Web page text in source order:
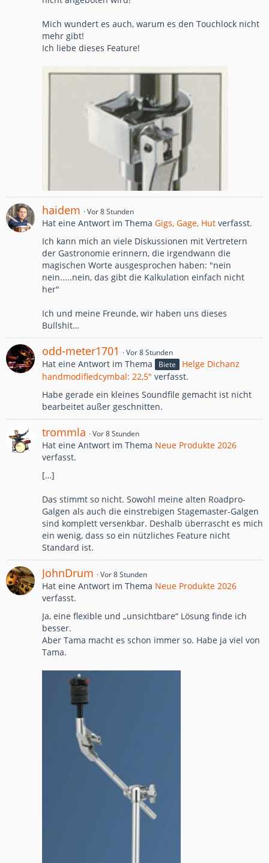
Mich wundert es auch, warum es den Touchlock nicht
mehr gibt!
Ich liebe dieses Feature!
haidem Vor 8 Stunden
Hat eine Antwort im Thema Gigs, Gage, Hut verfasst.
Ich kann mich an viele Diskussionen mit Vertretern
der Gastronomie erinnern, die irgendwann die
magischen Worte ausgesprochen haben: "nein
nein.....nein, das gibt die Kalkulation einfach nicht
her"
Ich und meine Freunde, wir haben uns dieses
Bullshit…
odd-meter1701 Vor 8 Stunden
Hat eine Antwort im Thema Biete
Helge Dichanz
handmodifiedcymbal: 22,5" verfasst.
Habe gerade ein kleines Soundfile gemacht ist nicht
bearbeitet außer geschnitten.
trommla Vor 8 Stunden
Hat eine Antwort im Thema Neue Produkte 2026
verfasst.
[…]
Das stimmt so nicht. Sowohl meine alten Roadpro-
Galgen als auch die einstrebigen Stagemaster-Galgen
sind komplett versenkbar. Deshalb überrascht es mich
ein wenig, dass so ein nützliches Feature nicht
Standard ist.
JohnDrum Vor 8 Stunden
Hat eine Antwort im Thema Neue Produkte 2026
verfasst.
Ja, eine flexible und „unsichtbare“ Lösung finde ich
besser.
Aber Tama macht es schon immer so. Habe ja viel von
Tama.